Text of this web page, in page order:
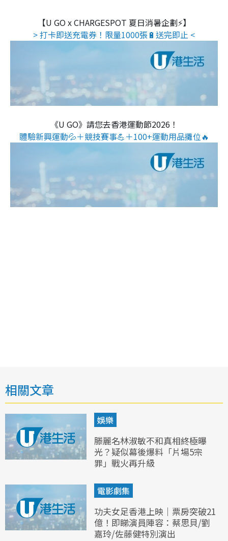
【U GO x CHARGESPOT 夏日消暑企劃⚡】
> 打卡即送充電券！限量1000張🔋送完即止 <
《U GO》請您去香港運動節2026！
體驗新興運動💦＋競技賽事💪＋100+運動用品攤位🔥
相關文章
娛樂
滕麗名林淑敏不和真相終極曝
光？疑似幕後爆料「片場5宗
罪」戰火再升級
電影劇集
功夫女足香港上映｜票房突破21
億！即睇演員陣容：蔡思貝/劉
嘉玲/佐藤健特別演出